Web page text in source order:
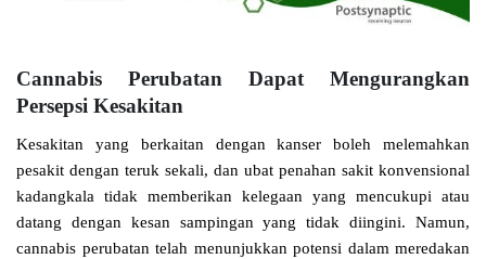
Cannabis Perubatan Dapat Mengurangkan
Persepsi Kesakitan
Kesakitan yang berkaitan dengan kanser boleh melemahkan
pesakit dengan teruk sekali, dan ubat penahan sakit konvensional
kadangkala tidak memberikan kelegaan yang mencukupi atau
datang dengan kesan sampingan yang tidak diingini. Namun,
cannabis perubatan telah menunjukkan potensi dalam meredakan